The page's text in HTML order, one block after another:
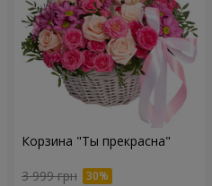
Корзина "Ты прекрасна"
3 999 грн